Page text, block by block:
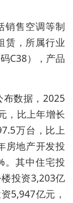
销售空调等制
赁，所属行业
C38），产品
数据，2025
，比上年增长
万台，比上
房地产开发投
。其中住宅投
投资3,203亿
5,947亿元，